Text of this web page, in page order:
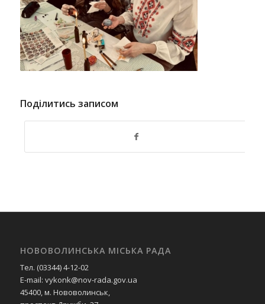
Поділитись записом
НОВОВОЛИНСЬКА МІСЬКА РАДА
Тел. (03344) 4-12-02
E-mail: vykonk@nov-rada.gov.ua
45400, м. Нововолинськ,